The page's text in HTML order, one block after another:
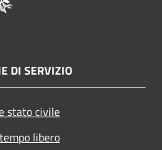
DI SERVIZIO
stato civile
libero